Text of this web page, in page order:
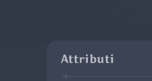
Attributi